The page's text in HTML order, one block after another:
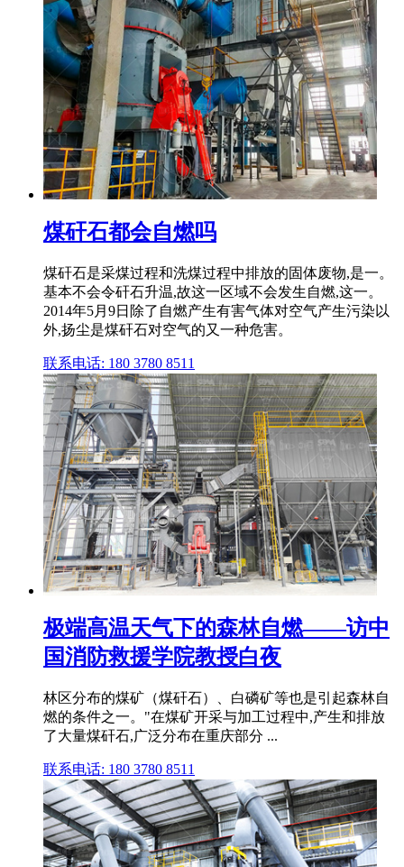
煤矸石都会自燃吗
煤矸石是采煤过程和洗煤过程中排放的固体废物,是一。
基本不会令矸石升温,故这一区域不会发生自燃,这一。
2014年5月9日除了自燃产生有害气体对空气产生污染以
外,扬尘是煤矸石对空气的又一种危害。
联系电话: 180 3780 8511
极端高温天气下的森林自燃——访中
国消防救援学院教授白夜
林区分布的煤矿（煤矸石）、白磷矿等也是引起森林自
燃的条件之一。"在煤矿开采与加工过程中,产生和排放
了大量煤矸石,广泛分布在重庆部分 ...
联系电话: 180 3780 8511